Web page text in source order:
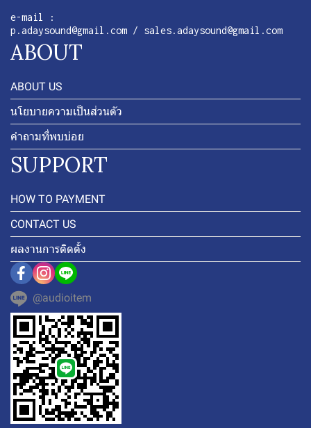
e-mail :
p.adaysound@gmail.com / sales.adaysound@gmail.com
ABOUT
ABOUT US
นโยบายความเป็นส่วนตัว
คำถามที่พบบ่อย
SUPPORT
HOW TO PAYMENT
CONTACT US
ผลงานการติดตั้ง
@audioitem